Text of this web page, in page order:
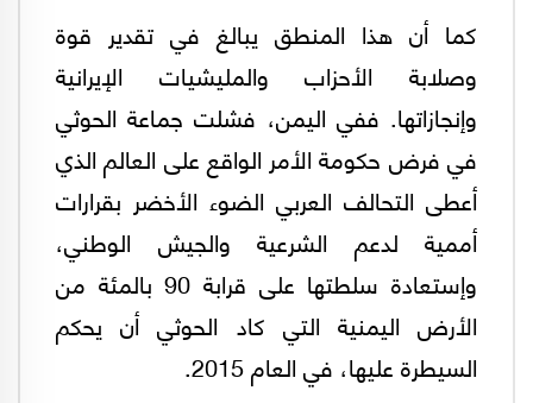
كما أن هذا المنطق يبالغ في تقدير قوة
وصلابة الأحزاب والمليشيات الإيرانية
وإنجازاتها. ففي اليمن، فشلت جماعة الحوثي
في فرض حكومة الأمر الواقع على العالم الذي
أعطى التحالف العربي الضوء الأخضر بقرارات
أممية لدعم الشرعية والجيش الوطني،
وإستعادة سلطتها على قرابة 90 بالمئة من
الأرض اليمنية التي كاد الحوثي أن يحكم
السيطرة عليها، في العام 2015.